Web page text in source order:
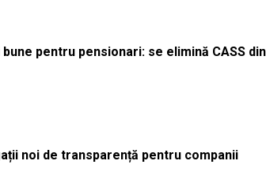
pentru pensionari: se elimină CASS
noi de transparență pentru companii